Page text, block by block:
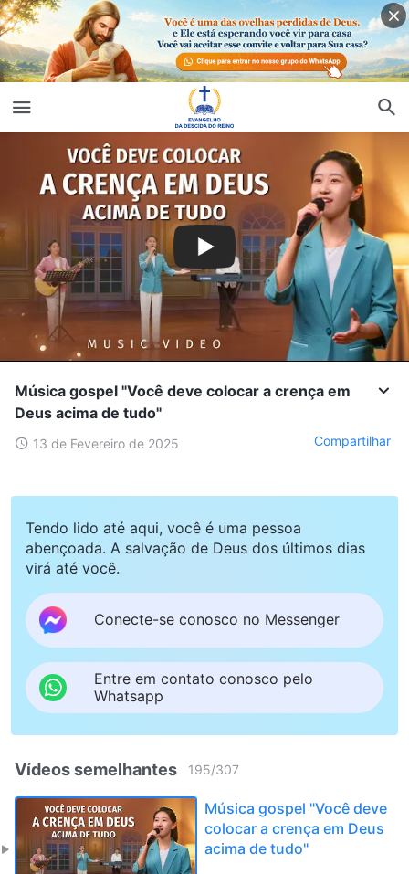
Música gospel "Você deve colocar a crença em
Deus acima de tudo"
13 de Fevereiro de 2025 Compartilhar
Tendo lido até aqui, você é uma pessoa
abençoada. A salvação de Deus dos últimos dias
virá até você.
Conecte-se conosco no Messenger
Entre em contato conosco pelo
Whatsapp
Vídeos semelhantes 195/307
Música gospel "Você deve
colocar a crença em Deus
acima de tudo"